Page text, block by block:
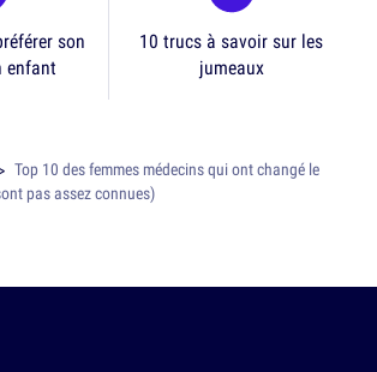
son
enfant
10 trucs à savoir sur les
jumeaux
Top 10 des femmes médecins qui ont changé le
pas assez connues)